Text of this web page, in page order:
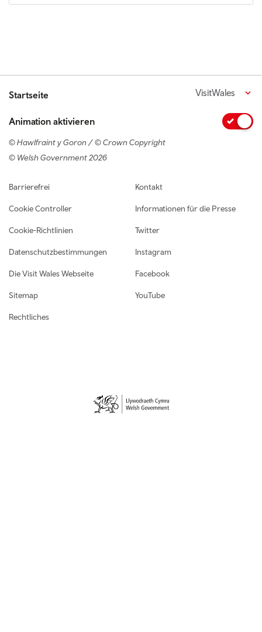
Startseite VisitWales
Animation aktivieren
© Hawlfraint y Goron / © Crown Copyright
© Welsh Government 2026
Footer navigation
Barrierefrei
Cookie Controller
Cookie-Richtlinien
Datenschutzbestimmungen
Die Visit Wales Webseite
Sitemap
Rechtliches
Kontakt
Informationen für die Presse
Twitter
Instagram
Facebook
YouTube